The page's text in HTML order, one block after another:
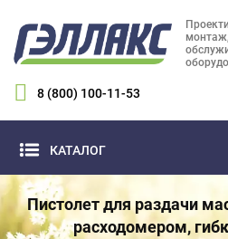
8 (800) 100-11-53
КАТАЛОГ
Пистолет для раздачи
расходомером,